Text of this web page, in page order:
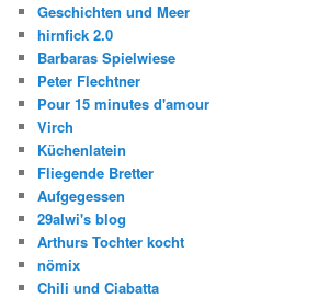
Geschichten und Meer
hirnfick 2.0
Barbaras Spielwiese
Peter Flechtner
Pour 15 minutes d'amour
Virch
Küchenlatein
Fliegende Bretter
Aufgegessen
29alwi's blog
Arthurs Tochter kocht
nömix
Chili und Ciabatta